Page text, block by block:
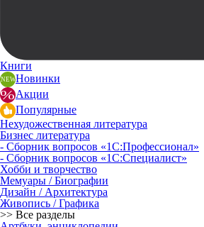
Книги
Новинки
Акции
Популярные
Нехудожественная литература
Бизнес литература
- Сборник вопросов «1С:Профессионал»
- Сборник вопросов «1С:Специалист»
Хобби и творчество
Мемуары / Биографии
Дизайн / Архитектура
Живопись / Графика
>> Все разделы